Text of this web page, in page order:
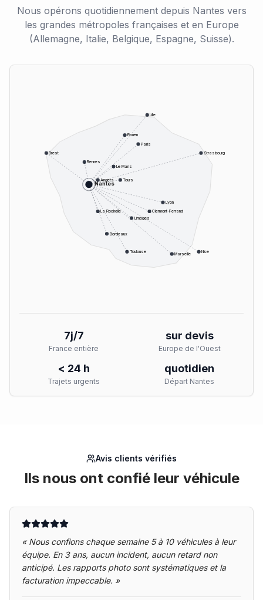
Nous opérons quotidiennement depuis Nantes vers
les grandes métropoles françaises et en Europe
(Allemagne, Italie, Belgique, Espagne, Suisse).
Nantes
Paris
Lyon
Marseille
Toulouse
Bordeaux
Nice
Strasbourg
Lille
Rennes
Angers
Le Mans
Tours
Limoges
Clermont-Ferrand
Rouen
Brest
La Rochelle
7j/7
France entière
sur devis
Europe de l'Ouest
< 24 h
Trajets urgents
quotidien
Départ Nantes
Avis clients vérifiés
Ils nous ont confié leur véhicule
« Nous confions chaque semaine 5 à 10 véhicules à leur
équipe. En 3 ans, aucun incident, aucun retard non
anticipé. Les rapports photo sont systématiques et la
facturation impeccable. »